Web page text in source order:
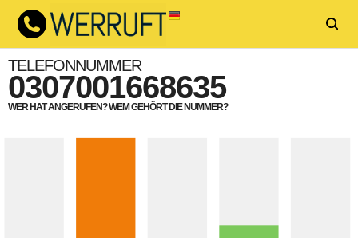
TELEFONNUMMER
0307001668635
WER HAT ANGERUFEN? WEM GEHÖRT DIE NUMMER?